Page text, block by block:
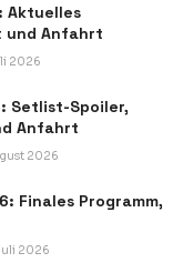
Aktuelles
und Anfahrt
2026
Setlist-Spoiler,
Anfahrt
2026
Finales Programm,
2026